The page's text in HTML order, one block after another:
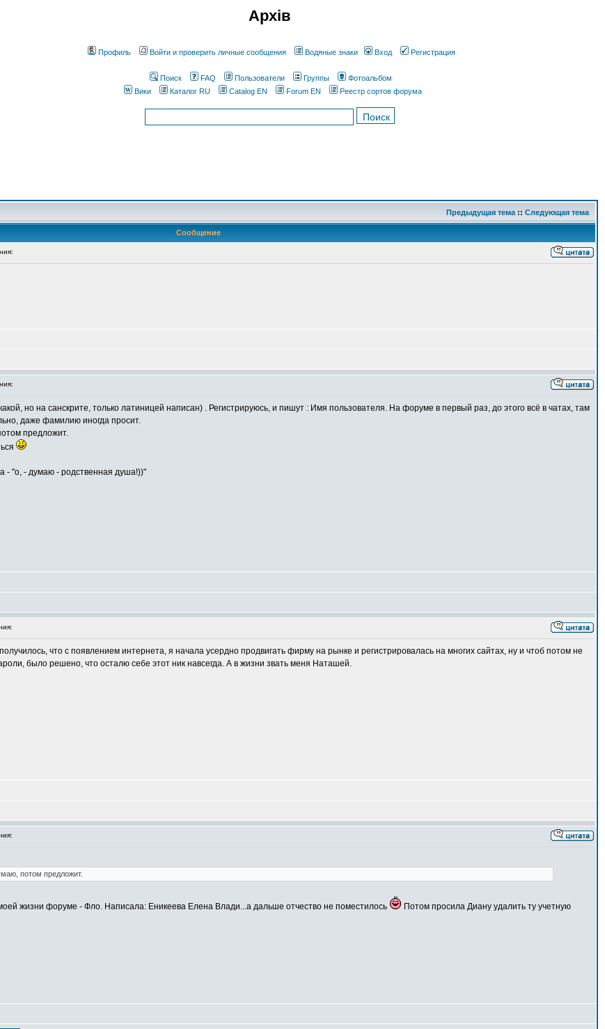
Архів
Профиль Войти и проверить личные сообщения Водяные знаки Вход Регистрация
Поиск FAQ Пользователи Группы
Фотоальбом
Вики
Каталог RU Catalog EN Forum EN Реестр сортов форума
Предыдущая тема :: Следующая тема
Сообщение
но на санскрите, только латиницей написан) . Регистрируюсь, и пишут : Имя пользователя. На форуме в первый раз, до этого всё в чатах, там
даже фамилию иногда просит.
предложит.
- "о, - думаю - родственная душа!))"
что с появлением интернета, я начала усердно продвигать фирму на рынке и регистрировалась на многих сайтах, ну и чтоб потом не
было решено, что осталю себе этот ник навсегда. А в жизни звать меня Наташей.
потом предложит.
жизни форуме - Фло. Написала: Еникеева Елена Влади...а дальше отчество не поместилось
Потом просила Диану удалить ту учетную